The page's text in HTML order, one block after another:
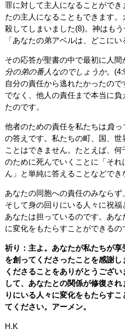
罪に対して主人になることがで
たの主人になることもできます
殺してしまいました(8)。神はもう
「あなたの弟アベルは、どこにい
その応答が聖書の中で最初に人間
分の弟の番人なのでしょうか。
自分の責任から逃れたかったの
でなく、他人の責任まで本当に
たのです。
他者のための責任を私たちは 負っ
の答えです。私たちの町、国、世
ことはできません。たとえば、
のために死んでいくことに「そ
ん」と単純に答えることなどでき
あなたの同胞への責任のみならず
そして身の回りにいる人々に祝
あなたは担っているのです。あな
に変化をもたらすことができるの
祈り：主よ。あなたが私たちが
を創ってくださったことを感謝
くださることをありがとうござ
して、あなたとの関係が修復さ
りにいる人々に変化をもたらす
てください。アーメン。
H.K